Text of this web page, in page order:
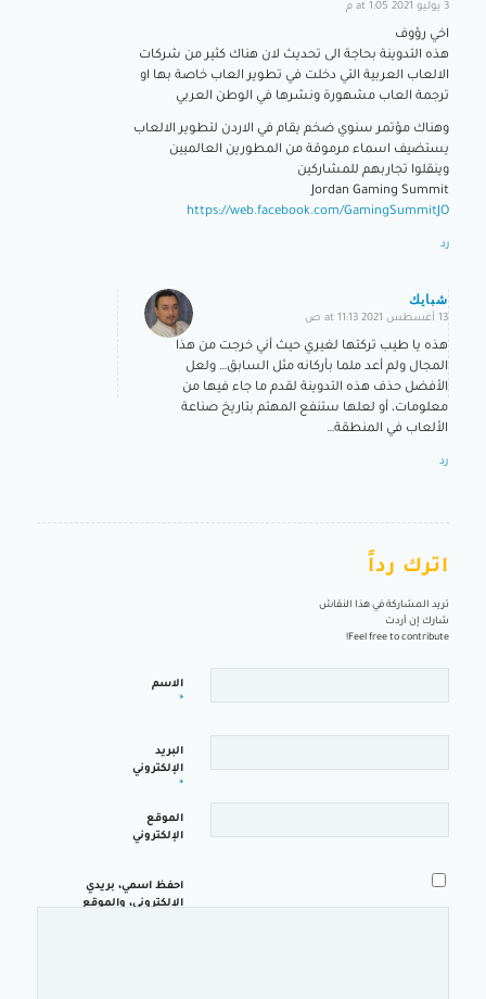
says:
3 يوليو 2021 at 1:05 م
اخي رؤوف
هذه التدوينة بحاجة الى تحديث لان هناك كثير من شركات
الالعاب العربية التي دخلت في تطوير العاب خاصة بها او
ترجمة العاب مشهورة ونشرها في الوطن العربي
وهناك مؤتمر سنوي ضخم يقام في الاردن لتطوير الالعاب
يستضيف اسماء مرموقة من المطورين العالميين
وينقلوا تجاربهم للمشاركين
Jordan Gaming Summit
https://web.facebook.com/GamingSummitJO
رد
شبايك
13 أغسطس 2021 at 11:13 ص
هذه يا طيب تركتها لغيري حيث أني خرجت من هذا
المجال ولم أعد ملما بأركانه مثل السابق… ولعل
الأفضل حذف هذه التدوينة لقدم ما جاء فيها من
معلومات، أو لعلها ستنفع المهتم بتاريخ صناعة
الألعاب في المنطقة…
رد
اترك رداً
تريد المشاركة في هذا النقاش
شارك إن أردت
Feel free to contribute!
الاسم
*
البريد
الإلكتروني
*
الموقع
الإلكتروني
احفظ اسمي، بريدي
الإلكتروني، والموقع